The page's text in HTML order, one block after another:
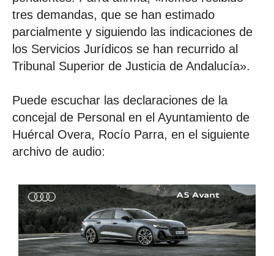
tres demandas, que se han estimado
parcialmente y siguiendo las indicaciones de
los Servicios Jurídicos se han recurrido al
Tribunal Superior de Justicia de Andalucía».
Puede escuchar las declaraciones de la
concejal de Personal en el Ayuntamiento de
Huércal Overa, Rocío Parra, en el siguiente
archivo de audio: